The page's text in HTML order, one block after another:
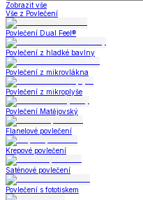
Zobrazit vše
Vše z Povlečení
Povlečení Dual Feel®
Povlečení z hladké bavlny
Povlečení z mikrovlákna
Povlečení z mikroplyše
Povlečení Matějovský
Flanelové povlečení
Krepové povlečení
Saténové povlečení
Povlečení s fototiskem